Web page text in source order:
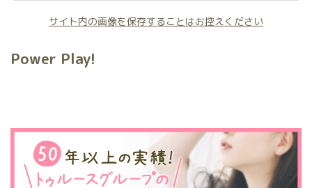
サイト内の画像を保存することはお控えください
Power Play!